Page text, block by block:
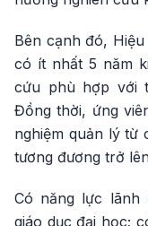
Bên cạnh đó,
có ít nhất 5 năm
cứu phù hợp với
Đồng thời, ứng
nghiệm quản lý từ
tương đương trở
Có năng lực
giáo dục đại học;